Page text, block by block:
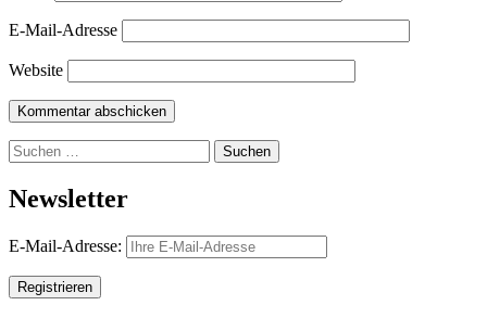
E-Mail-Adresse
Website
Suchen
nach:
Newsletter
E-Mail-Adresse: